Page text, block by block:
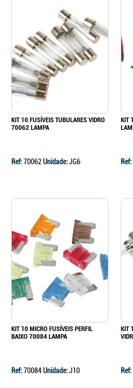
KIT 10 FUSÍVEIS TUBULARES VIDRO
70062 LAMPA
Ref:70062Unidade:JG6
KIT
Ref:
KIT 10 MICRO FUSÍVEIS PERFIL
BAIXO 70084 LAMPA
Ref:70084Unidade:J10
KIT
Ref:
Continuar a